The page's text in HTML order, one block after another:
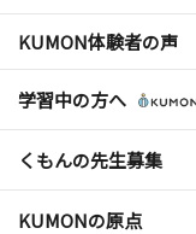
KUMON体験者の声
学習中の方へ
くもんの先生募集
KUMONの原点